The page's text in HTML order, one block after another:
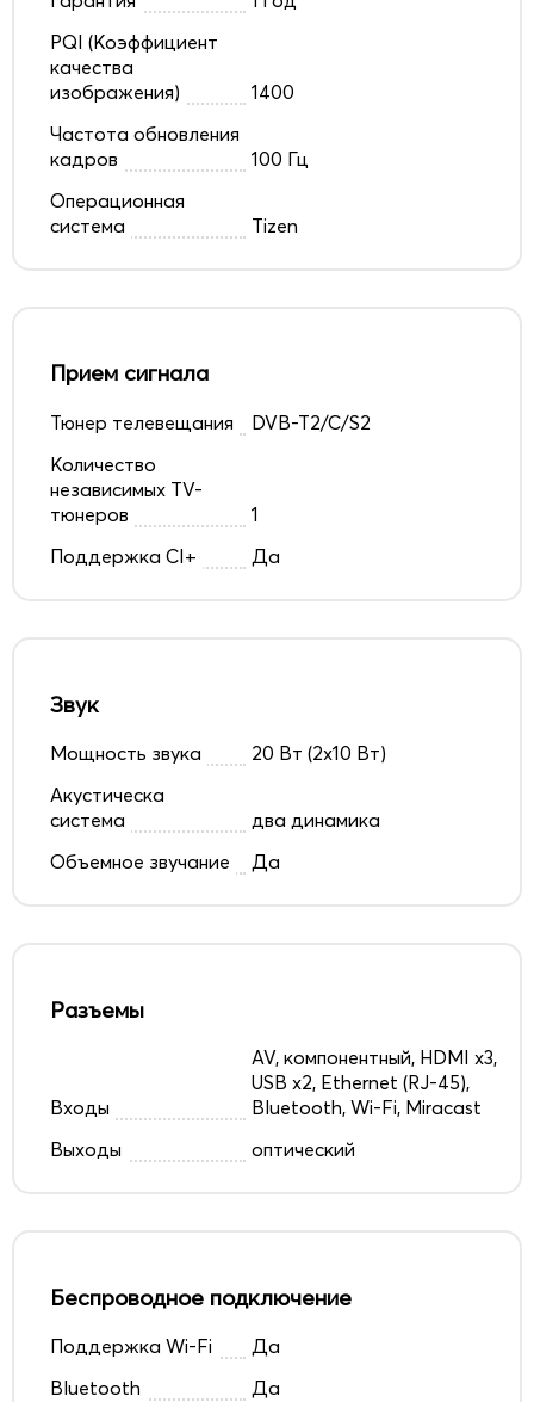
PQI (Коэффициент
качества
изображения)
1400
Частота обновления
кадров
100 Гц
Операционная
система
Tizen
Прием сигнала
Тюнер телевещания
DVB-T2/C/S2
Количество
независимых TV-
тюнеров
1
Поддержка CI+
Да
Звук
Мощность звука
20 Вт (2x10 Вт)
Акустическа
система
два динамика
Объемное звучание
Да
Разъемы
Входы
AV, компонентный, HDMI x3,
USB x2, Ethernet (RJ-45),
Bluetooth, Wi-Fi, Miracast
Выходы
оптический
Беспроводное подключение
Поддержка Wi-Fi
Да
Bluetooth
Да